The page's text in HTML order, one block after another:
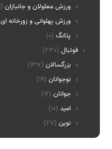
ورزش معلولان و جانبازان (10)
ورزش پهلوانی و زورخانه ای
پتانگ (0)
(230) فوتبال
بزرگسالان (137)
نوجوانان (19)
جوانان (16)
امید (10)
نوین (27)